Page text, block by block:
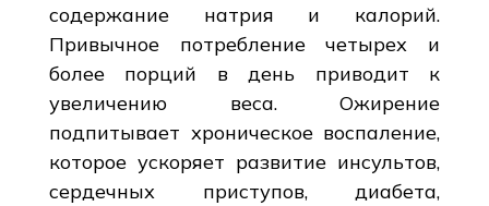
содержание натрия и калорий.
Привычное потребление четырех и
более порций в день приводит к
увеличению веса. Ожирение
подпитывает хроническое воспаление,
которое ускоряет развитие инсультов,
сердечных приступов, диабета,